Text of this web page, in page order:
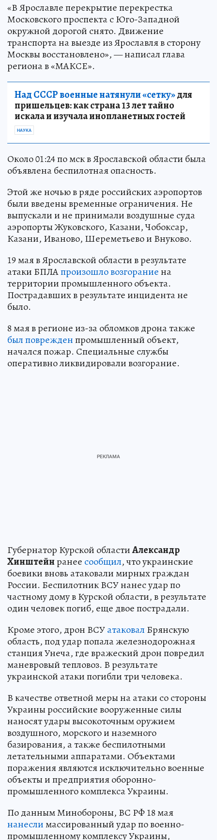
«В Ярославле перекрытие перекрестка
Московского проспекта с Юго-Западной
окружной дорогой снято. Движение
транспорта на выезде из Ярославля в сторону
Москвы восстановлено», — написал глава
региона в «МАКСЕ».
Над СССР военные натянули «сетку»для
пришельцев: как страна 13 лет тайно
искала и изучала инопланетных гостей
НАУКА
Около 01:24 по мск в Ярославской области была
объявлена беспилотная опасность.
Этой же ночью в ряде российских аэропортов
были введены временные ограничения. Не
выпускали и не принимали воздушные суда
аэропорты Жуковского, Казани, Чобоксар,
Казани, Иваново, Шереметьево и Внуково.
19 мая в Ярославской области в результате
атаки БПЛАпроизошло возгораниена
территории промышленного объекта.
Пострадавших в результате инцидента не
было.
8 мая в регионе из-за обломков дрона также
был поврежденпромышленный объект,
начался пожар. Специальные службы
оперативно ликвидировали возгорание.
Губернатор Курской областиАлександр
Хинштейнранее сообщил, что украинские
боевики вновь атаковали мирных граждан
России. Беспилотник ВСУ нанес удар по
частному дому в Курской области, в результате
один человек погиб, еще двое пострадали.
Кроме этого, дрон ВСУатаковал Брянскую
область, под удар попала железнодорожная
станция Унеча, где вражеский дрон повредил
маневровый тепловоз. В результате
украинской атаки погибли три человека.
В качестве ответной меры на атаки со стороны
Украины российские вооруженные силы
наносят удары высокоточным оружием
воздушного, морского и наземного
базирования, а также беспилотными
летательными аппаратами. Объектами
поражения являются исключительно военные
объекты и предприятия оборонно-
промышленного комплекса Украины.
По данным Минобороны, ВС РФ 18 мая
нанеслимассированный удар по военно-
промышленному комплексу Украины,